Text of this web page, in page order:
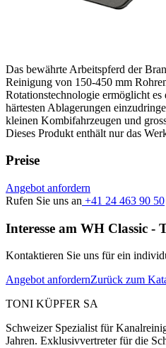
Das bewährte Arbeitspferd der
Reinigung von 150-450 mm
Rotationstechnologie ermöglicht
härtesten Ablagerungen
kleinen Kombifahrzeugen und
Dieses Produkt enthält nur das
Preise
Angebot anfordern
Rufen Sie uns an +41 24 463 90 50
Interesse am WH Classic -
Kontaktieren Sie uns für ein
Angebot anfordernZurück zum
TONI KÜPFER SA
Schweizer Spezialist für
Jahren. Exklusivvertreter für die